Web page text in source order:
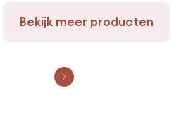
Bekijk meer producten